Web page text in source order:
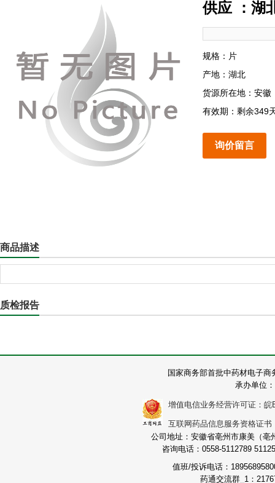
供应 ：湖
规格：片
产地：湖北
货源所在地：安徽
有效期：剩余349
询价留言
商品描述
质检报告
国家商务部首批中药材电子
承办单位
增值电信业务经营许可证：皖
互联网药品信息服务资格证
公司地址：安徽省亳州市康美（
咨询电话：0558-5112789
值班/投诉电话：
药通交流群_1：